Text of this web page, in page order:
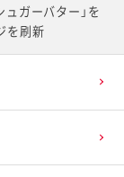
ュガーバター」を
を刷新